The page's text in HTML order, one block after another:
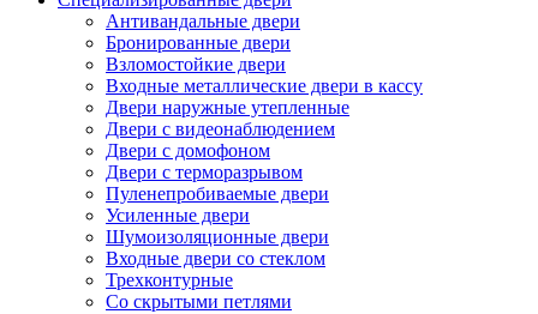
Антивандальные двери
Бронированные двери
Взломостойкие двери
Входные металлические двери в кассу
Двери наружные утепленные
Двери с видеонаблюдением
Двери с домофоном
Двери с терморазрывом
Пуленепробиваемые двери
Усиленные двери
Шумоизоляционные двери
Входные двери со стеклом
Трехконтурные
Со скрытыми петлями